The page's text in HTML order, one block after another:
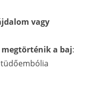
vagy
megtörténik a baj: